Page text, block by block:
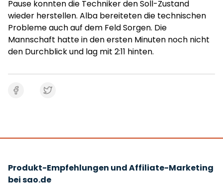
Pause konnten die Techniker den Soll-Zustand
wieder herstellen. Alba bereiteten die technischen
Probleme auch auf dem Feld Sorgen. Die
Mannschaft hatte in den ersten Minuten noch nicht
den Durchblick und lag mit 2:11 hinten.
Produkt-Empfehlungen und Affiliate-Marketing
bei sao.de